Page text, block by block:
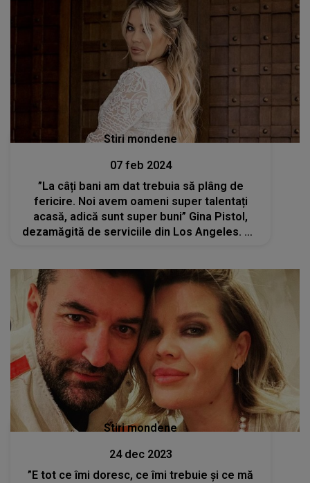
Stiri mondene
07 feb 2024
”La câți bani am dat trebuia să plâng de
fericire. Noi avem oameni super talentați
acasă, adică sunt super buni” Gina Pistol,
dezamăgită de serviciile din Los Angeles. Ce
Stiri mondene
24 dec 2023
”E tot ce îmi doresc, ce îmi trebuie și ce mă